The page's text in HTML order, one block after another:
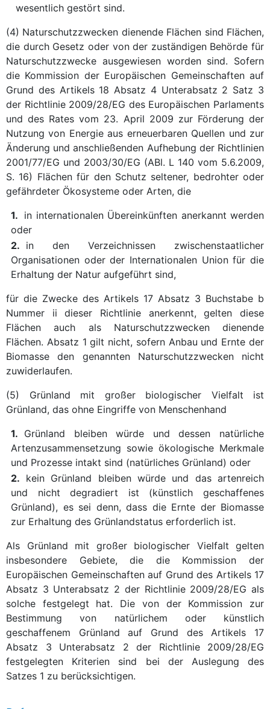
wesentlich gestört sind.
(4) Naturschutzzwecken dienende Flächen sind Flächen,
die durch Gesetz oder von der zuständigen Behörde für
Naturschutzzwecke ausgewiesen worden sind. Sofern
die Kommission der Europäischen Gemeinschaften auf
Grund des Artikels 18 Absatz 4 Unterabsatz 2 Satz 3
der Richtlinie 2009/28/EG des Europäischen Parlaments
und des Rates vom 23. April 2009 zur Förderung der
Nutzung von Energie aus erneuerbaren Quellen und zur
Änderung und anschließenden Aufhebung der Richtlinien
2001/77/EG und 2003/30/EG (ABl. L 140 vom 5.6.2009,
S. 16) Flächen für den Schutz seltener, bedrohter oder
gefährdeter Ökosysteme oder Arten, die
1. in internationalen Übereinkünften anerkannt werden
oder
2. in den Verzeichnissen zwischenstaatlicher
Organisationen oder der Internationalen Union für die
Erhaltung der Natur aufgeführt sind,
für die Zwecke des Artikels 17 Absatz 3 Buchstabe b
Nummer ii dieser Richtlinie anerkennt, gelten diese
Flächen auch als Naturschutzzwecken dienende
Flächen. Absatz 1 gilt nicht, sofern Anbau und Ernte der
Biomasse den genannten Naturschutzzwecken nicht
zuwiderlaufen.
(5) Grünland mit großer biologischer Vielfalt ist
Grünland, das ohne Eingriffe von Menschenhand
1. Grünland bleiben würde und dessen natürliche
Artenzusammensetzung sowie ökologische Merkmale
und Prozesse intakt sind (natürliches Grünland) oder
2. kein Grünland bleiben würde und das artenreich
und nicht degradiert ist (künstlich geschaffenes
Grünland), es sei denn, dass die Ernte der Biomasse
zur Erhaltung des Grünlandstatus erforderlich ist.
Als Grünland mit großer biologischer Vielfalt gelten
insbesondere Gebiete, die die Kommission der
Europäischen Gemeinschaften auf Grund des Artikels 17
Absatz 3 Unterabsatz 2 der Richtlinie 2009/28/EG als
solche festgelegt hat. Die von der Kommission zur
Bestimmung von natürlichem oder künstlich
geschaffenem Grünland auf Grund des Artikels 17
Absatz 3 Unterabsatz 2 der Richtlinie 2009/28/EG
festgelegten Kriterien sind bei der Auslegung des
Satzes 1 zu berücksichtigen.